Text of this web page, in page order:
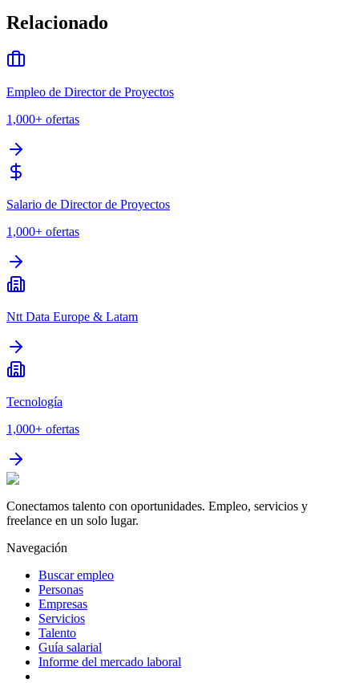
Relacionado
Empleo de Director de Proyectos
1,000+ ofertas
Salario de Director de Proyectos
1,000+ ofertas
Ntt Data Europe & Latam
Tecnología
1,000+ ofertas
Conectamos talento con oportunidades. Empleo, servicios y
freelance en un solo lugar.
Navegación
Buscar empleo
Personas
Empresas
Servicios
Talento
Guía salarial
Informe del mercado laboral